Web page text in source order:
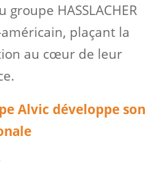
HASSLACHER
plaçant la
au cœur de leur
Alvic développe son